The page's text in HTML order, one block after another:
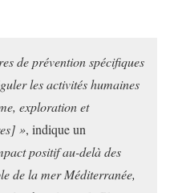
de prévention spécifiques
les activités humaines
exploration et
», indique un
positif au-delà des
de la mer Méditerranée,